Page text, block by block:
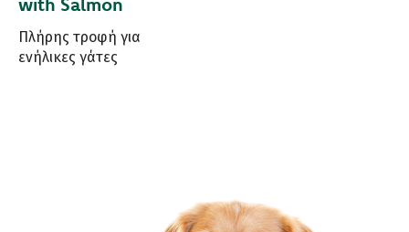
Πλήρης τροφή για
ενήλικες γάτες